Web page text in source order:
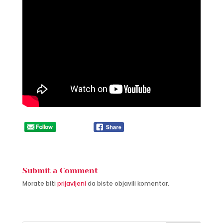
Submit a Comment
Morate biti prijavljenida biste objavili komentar.